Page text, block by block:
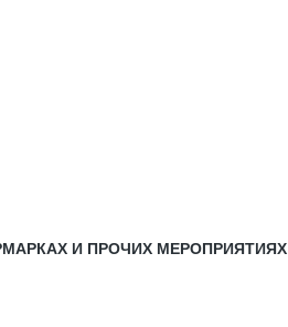
И ПРОЧИХ МЕРОПРИЯТИЯХ